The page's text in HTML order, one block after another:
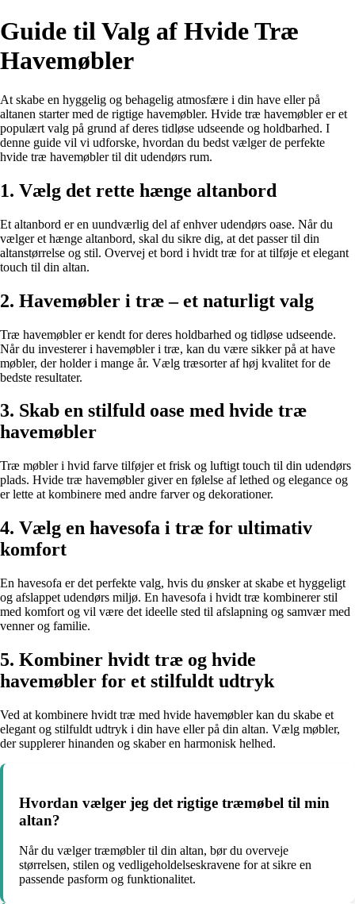
Guide til Valg af Hvide Træ
Havemøbler
At skabe en hyggelig og behagelig atmosfære i din have eller på
altanen starter med de rigtige havemøbler. Hvide træ havemøbler er et
populært valg på grund af deres tidløse udseende og holdbarhed. I
denne guide vil vi udforske, hvordan du bedst vælger de perfekte
hvide træ havemøbler til dit udendørs rum.
1. Vælg det rette hænge altanbord
Et altanbord er en uundværlig del af enhver udendørs oase. Når du
vælger et hænge altanbord, skal du sikre dig, at det passer til din
altanstørrelse og stil. Overvej et bord i hvidt træ for at tilføje et elegant
touch til din altan.
2. Havemøbler i træ – et naturligt valg
Træ havemøbler er kendt for deres holdbarhed og tidløse udseende.
Når du investerer i havemøbler i træ, kan du være sikker på at have
møbler, der holder i mange år. Vælg træsorter af høj kvalitet for de
bedste resultater.
3. Skab en stilfuld oase med hvide træ
havemøbler
Træ møbler i hvid farve tilføjer et frisk og luftigt touch til din udendørs
plads. Hvide træ havemøbler giver en følelse af lethed og elegance og
er lette at kombinere med andre farver og dekorationer.
4. Vælg en havesofa i træ for ultimativ
komfort
En havesofa er det perfekte valg, hvis du ønsker at skabe et hyggeligt
og afslappet udendørs miljø. En havesofa i hvidt træ kombinerer stil
med komfort og vil være det ideelle sted til afslapning og samvær med
venner og familie.
5. Kombiner hvidt træ og hvide
havemøbler for et stilfuldt udtryk
Ved at kombinere hvidt træ med hvide havemøbler kan du skabe et
elegant og stilfuldt udtryk i din have eller på din altan. Vælg møbler,
der supplerer hinanden og skaber en harmonisk helhed.
Hvordan vælger jeg det rigtige træmøbel til min
altan?
Når du vælger træmøbler til din altan, bør du overveje
størrelsen, stilen og vedligeholdelseskravene for at sikre en
passende pasform og funktionalitet.